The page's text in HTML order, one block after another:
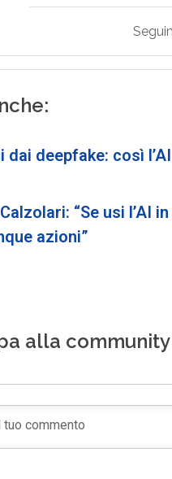
dai deepfake: così
“Se usi l’AI
azioni”
alla community